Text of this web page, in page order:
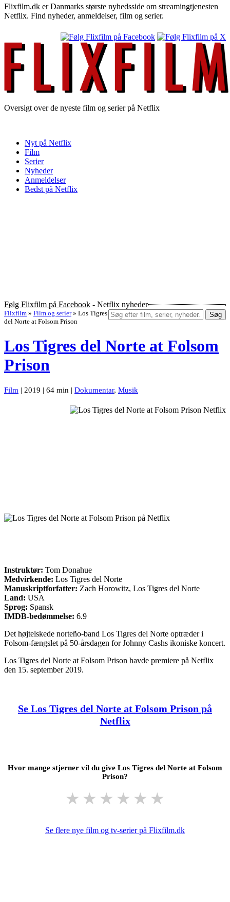
Flixfilm.dk er Danmarks største nyhedsside om streamingtjenesten
Netflix. Find nyheder, anmeldelser, film og serier.
Oversigt over de nyeste film og serier på Netflix
Nyt på Netflix
Film
Serier
Nyheder
Anmeldelser
Bedst på Netflix
Følg Flixfilm på Facebook - Netflix nyheder
Søg
Flixfilm » Film og serier » Los Tigres
del Norte at Folsom Prison
Los Tigres del Norte at Folsom
Prison
Film | 2019 | 64 min | Dokumentar, Musik
Instruktør: Tom Donahue
Medvirkende: Los Tigres del Norte
Manuskriptforfatter: Zach Horowitz, Los Tigres del Norte
Land: USA
Sprog: Spansk
IMDB-bedømmelse: 6.9
Det højtelskede norteño-band Los Tigres del Norte optræder i
Folsom-fængslet på 50-årsdagen for Johnny Cashs ikoniske koncert.
Los Tigres del Norte at Folsom Prison havde premiere på Netflix
den 15. september 2019.
Se Los Tigres del Norte at Folsom Prison på
Netflix
Hvor mange stjerner vil du give Los Tigres del Norte at Folsom
Prison?
★ ★ ★ ★ ★ ★
Se flere nye film og tv-serier på Flixfilm.dk